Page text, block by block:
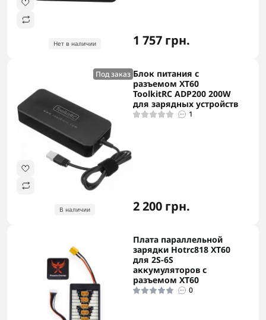
Нет в наличии 1 757 грн.
Под заказ
В наличии
Блок питания с
разъемом XT60
ToolkitRC ADP200 200W
для зарядных устройств
1
2 200 грн.
Плата параллельной
зарядки Hotrc818 XT60
для 2S-6S
аккумуляторов с
разъемом XT60
0